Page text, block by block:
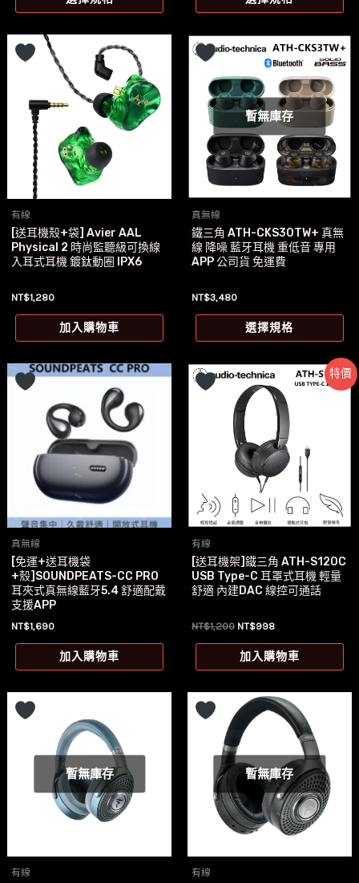
項
項
產
種
產
項
產
有
產
頁
項
有線
[送耳機殼+袋] Avier AAL
Physical 2 時尚監聽級可換線
入耳式耳機 鍍鈦動圈 IPX6
NT$1,280
加入購物車
暫無庫存
真無線
鐵三角 ATH-CKS30TW+ 真無
線 降噪 藍牙耳機 重低音 專用
APP 公司貨 免運費
NT$3,480
選擇規格
此
產
品
有
在
產
頁
項
真無線
[免運+送耳機袋
+殼]SOUNDPEATS-CC PRO
耳夾式真無線藍牙5.4 舒適配戴
支援APP
NT$1,690
加入購物車
特價
有線
[送耳機架]鐵三角 ATH-S120C
USB Type-C 耳罩式耳機 輕量
舒適 內建DAC 線控可通話
NT$1,200 原
價
格：
NT$998目
價
格：
加入購物車
暫無庫存
有線
暫無庫存
有線